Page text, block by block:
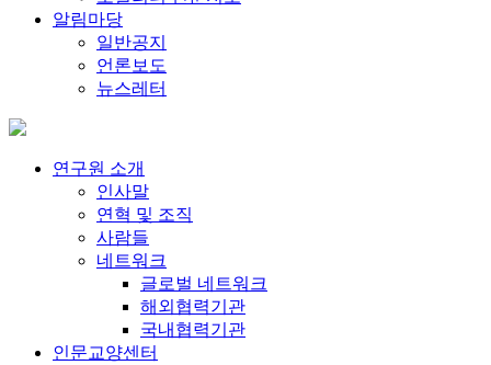
알림마당
일반공지
언론보도
뉴스레터
연구원 소개
인사말
연혁 및 조직
사람들
네트워크
글로벌 네트워크
해외협력기관
국내협력기관
인문교양센터